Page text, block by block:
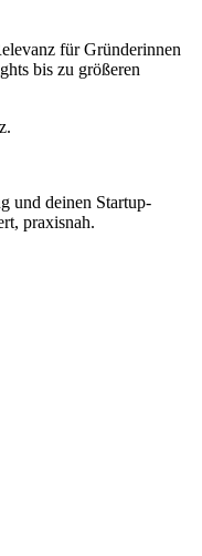
für Gründerinnen
bis zu größeren
.
und deinen Startup-
praxisnah.